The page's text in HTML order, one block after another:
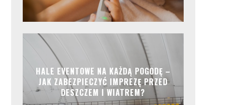
HALE EVENTOWE NA KAŻDĄ POGODĘ –
JAK ZABEZPIECZYĆ IMPREZĘ PRZED
DESZCZEM I WIATREM?